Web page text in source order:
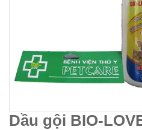
Dầu gội BIO-